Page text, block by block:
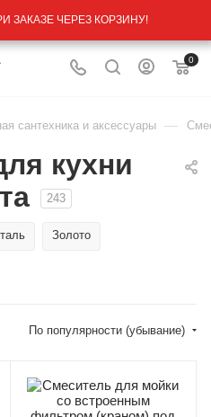
ЗАКАЗЕ ЧЕРЕЗ КОРЗИНУ!
0
сантехника и аксессуары —
кухни
243
Золото
По популярности (убывание)